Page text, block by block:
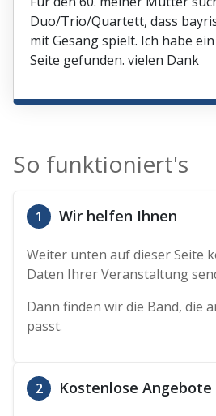
Duo/Trio/Quartett, dass
mit Gesang spielt. Ich habe
Seite gefunden. vielen Dank
So funktioniert's
1 Wir helfen Ihnen
Weiter unten auf dieser Seite
Daten Ihrer Veranstaltung
Dann finden wir die Band, die
passt.
2 Kostenlose Angebote